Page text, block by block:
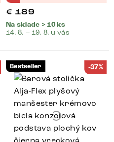
€ 189
Na sklade > 10 ks
14. 8. – 19. 8. u vás
Bestseller -37%